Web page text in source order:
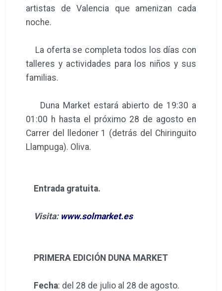
artistas de Valencia que amenizan cada
noche.
La oferta se completa todos los días con
talleres y actividades para los niños y sus
familias.
Duna Market estará abierto de 19:30 a
01:00 h hasta el próximo 28 de agosto en
Carrer del lledoner 1 (detrás del Chiringuito
Llampuga). Oliva.
Entrada gratuita.
Visita: www.solmarket.es
PRIMERA EDICIÓN DUNA MARKET
Fecha: del 28 de julio al 28 de agosto.